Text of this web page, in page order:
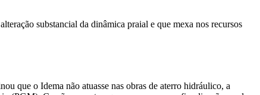
substancial da dinâmica praial e que mexa nos recursos
que o Idema não atuasse nas obras de aterro hidráulico, a